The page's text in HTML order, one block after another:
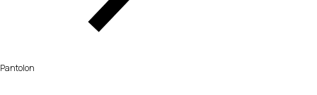
Pantolon